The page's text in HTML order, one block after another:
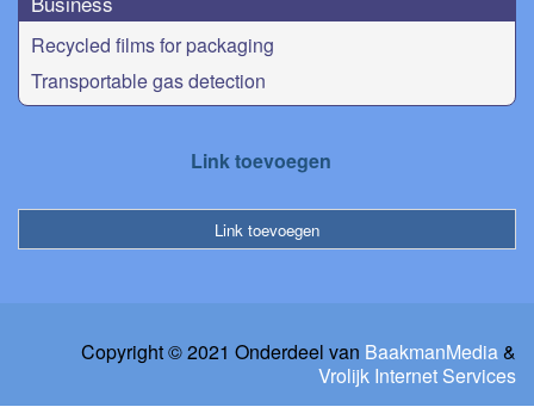
Recycled films for packaging
Transportable gas detection
Link toevoegen
Link toevoegen
Copyright © 2021 Onderdeel van BaakmanMedia&
Vrolijk Internet Services